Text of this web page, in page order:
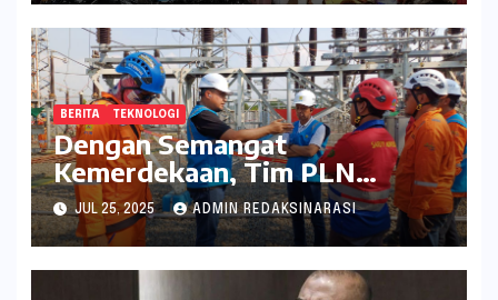
BERITA TEKNOLOGI
Dengan Semangat
Kemerdekaan, Tim PLN
Percepat Peningkatan
Keandalan Listrik Melalui
Uprating Peralatan di Gardu
Induk 150 kV Kaliwungu
JUL 25, 2025 ADMIN REDAKSINARASI